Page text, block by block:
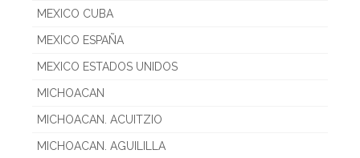
MEXICO CUBA
MEXICO ESPAÑA
MEXICO ESTADOS UNIDOS
MICHOACAN
MICHOACAN. ACUITZIO
MICHOACAN. AGUILILLA